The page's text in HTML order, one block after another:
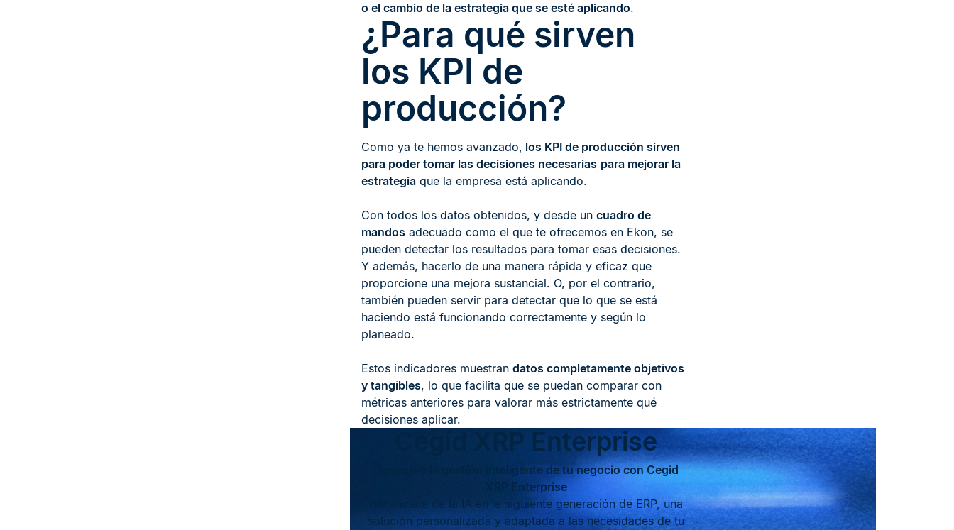
o el cambio de la estrategia que se esté aplicando.
¿Para qué sirven
los KPI de
producción?
Como ya te hemos avanzado, los KPI de producción sirven
para poder tomar las decisiones necesarias para mejorar la
estrategiaque la empresa está aplicando.
Con todos los datos obtenidos, y desde un cuadro de
mandos adecuado como el que te ofrecemos en Ekon, se
pueden detectar los resultados para tomar esas decisiones.
Y además, hacerlo de una manera rápida y eficaz que
proporcione una mejora sustancial. O, por el contrario,
también pueden servir para detectar que lo que se está
haciendo está funcionando correctamente y según lo
planeado.
Estos indicadores muestran datos completamente objetivos
y tangibles, lo que facilita que se puedan comparar con
métricas anteriores para valorar más estrictamente qué
decisiones aplicar.
Cegid XRP Enterprise
Descubre la gestión inteligente de tu negocio con Cegid
XRP Enterprise
Benefíciate de la IA en la siguiente generación de ERP, una
solución personalizada y adaptada a las necesidades de tu